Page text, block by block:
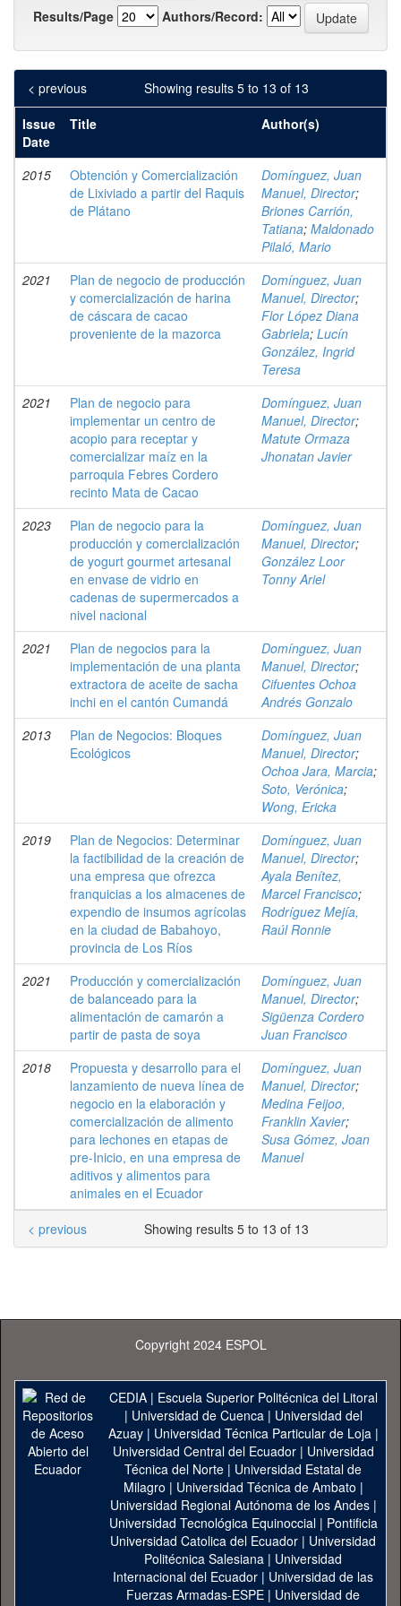
Results/Page
Authors/Record:
Showing results 5 to 13 of 13
< previous
Issue
Date
Title Author(s)
2015
Obtención y Comercialización
de Lixiviado a partir del Raquis
de Plátano
Domínguez, Juan
Manuel, Director;
Briones Carrión,
Tatiana; Maldonado
Pilaló, Mario
2021
Plan de negocio de producción
y comercialización de harina
de cáscara de cacao
proveniente de la mazorca
Domínguez, Juan
Manuel, Director;
Flor López Diana
Gabriela; Lucín
González, Ingrid
Teresa
2021
Plan de negocio para
implementar un centro de
acopio para receptar y
comercializar maíz en la
parroquia Febres Cordero
recinto Mata de Cacao
Domínguez, Juan
Manuel, Director;
Matute Ormaza
Jhonatan Javier
2023
Plan de negocio para la
producción y comercialización
de yogurt gourmet artesanal
en envase de vidrio en
cadenas de supermercados a
nivel nacional
Domínguez, Juan
Manuel, Director;
González Loor
Tonny Ariel
2021
Plan de negocios para la
implementación de una planta
extractora de aceite de sacha
inchi en el cantón Cumandá
Domínguez, Juan
Manuel, Director;
Cifuentes Ochoa
Andrés Gonzalo
2013
Plan de Negocios: Bloques
Ecológicos
Domínguez, Juan
Manuel, Director;
Ochoa Jara, Marcia;
Soto, Verónica;
Wong, Ericka
2019
Plan de Negocios: Determinar
la factibilidad de la creación de
una empresa que ofrezca
franquicias a los almacenes de
expendio de insumos agrícolas
en la ciudad de Babahoyo,
provincia de Los Ríos
Domínguez, Juan
Manuel, Director;
Ayala Benítez,
Marcel Francisco;
Rodríguez Mejía,
Raúl Ronnie
2021
Producción y comercialización
de balanceado para la
alimentación de camarón a
partir de pasta de soya
Domínguez, Juan
Manuel, Director;
Sigüenza Cordero
Juan Francisco
2018
Propuesta y desarrollo para el
lanzamiento de nueva línea de
negocio en la elaboración y
comercialización de alimento
para lechones en etapas de
pre-Inicio, en una empresa de
aditivos y alimentos para
animales en el Ecuador
Domínguez, Juan
Manuel, Director;
Medina Feijoo,
Franklin Xavier;
Susa Gómez, Joan
Manuel
Showing results 5 to 13 of 13
< previous
Copyright 2024 ESPOL
CEDIA| Escuela Superior Politécnica del Litoral
| Universidad de Cuenca| Universidad del
Azuay| Universidad Técnica Particular de Loja|
Universidad Central del Ecuador| Universidad
Técnica del Norte | Universidad Estatal de
Milagro | Universidad Técnica de Ambato |
Universidad Regional Autónoma de los Andes|
Universidad Tecnológica Equinoccial| Pontificia
Universidad Catolica del Ecuador | Universidad
Politécnica Salesiana | Universidad
Internacional del Ecuador | Universidad de las
Fuerzas Armadas-ESPE | Universidad de